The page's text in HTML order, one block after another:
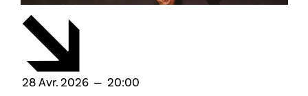
28 avril
Avr. 2026 20:00